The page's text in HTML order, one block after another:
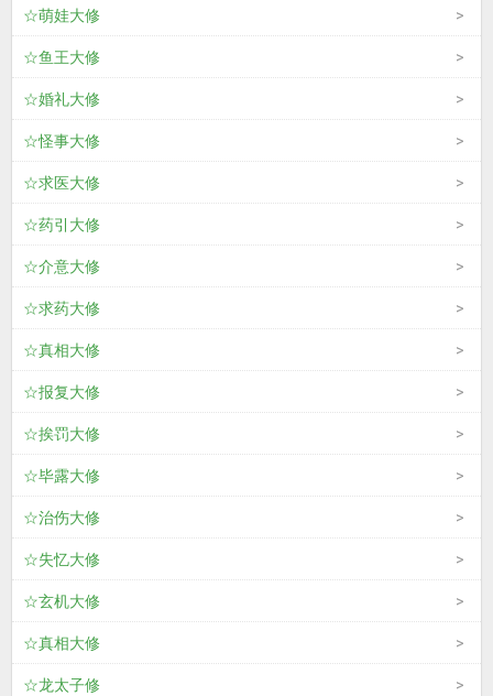
☆萌娃大修
☆鱼王大修
☆婚礼大修
☆怪事大修
☆求医大修
☆药引大修
☆介意大修
☆求药大修
☆真相大修
☆报复大修
☆挨罚大修
☆毕露大修
☆治伤大修
☆失忆大修
☆玄机大修
☆真相大修
☆龙太子修